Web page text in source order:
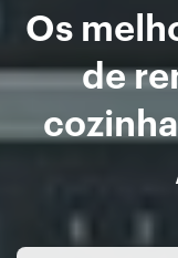
Os
de